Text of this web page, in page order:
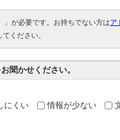
が必要です。お持ちでない方はア
ください。
聞かせください。
にくい 情報が少ない